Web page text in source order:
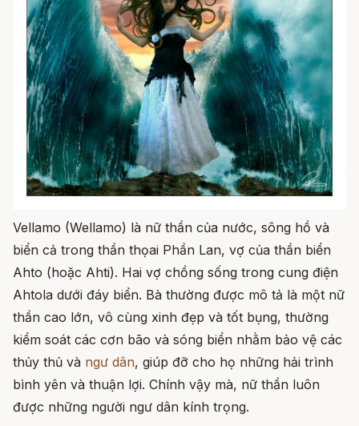
Vellamo (Wellamo) là nữ thần của nước, sông hồ và
biển cả trong thần thọai Phần Lan, vợ của thần biển
Ahto (hoặc Ahti). Hai vợ chồng sống trong cung điện
Ahtola dưới đáy biển. Bà thường được mô tả là một nữ
thần cao lớn, vô cùng xinh đẹp và tốt bụng, thường
kiểm soát các cơn bão và sóng biển nhằm bảo vệ các
thủy thủ và ngư dân, giúp đỡ cho họ những hải trình
bình yên và thuận lợi. Chính vậy mà, nữ thần luôn
được những người ngư dân kính trọng.